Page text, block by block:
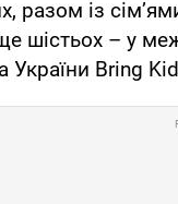
разом із
шістьох – у
України Bring